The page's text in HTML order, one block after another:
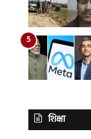
शिक्षा